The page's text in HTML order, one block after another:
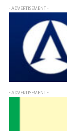
- ADVERTISEMENT -
- ADVERTISEMENT -